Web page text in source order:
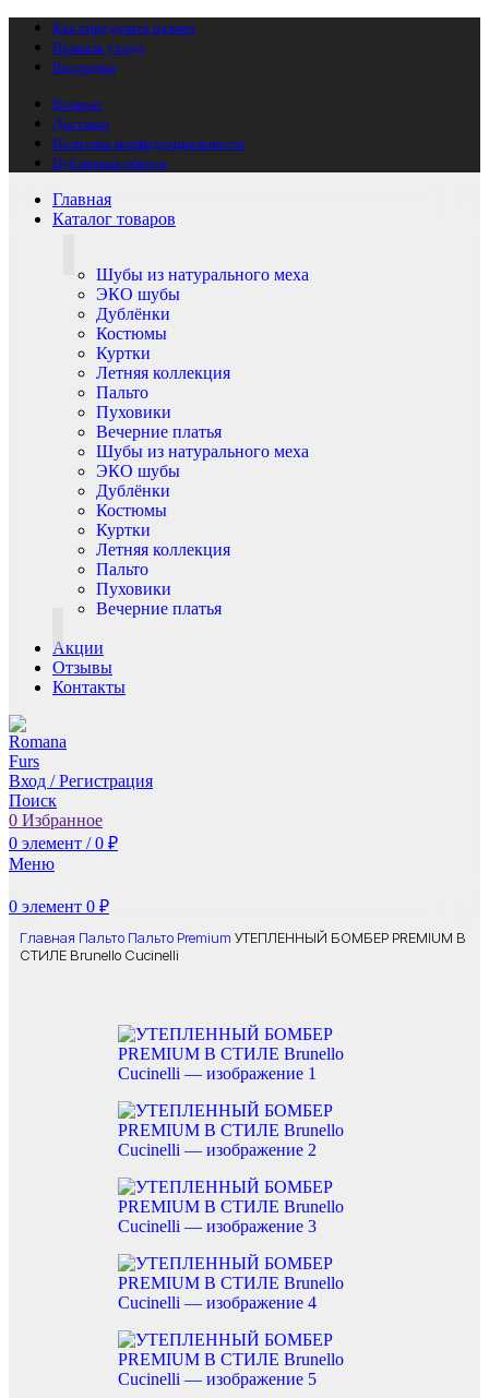
Как определить размер
Правила ухода
Рассрочка
Возврат
Доставка
Политика конфиденциальности
Публичная оферта
Главная
Каталог товаров
Шубы из натурального меха
ЭКО шубы
Дублёнки
Костюмы
Куртки
Летняя коллекция
Пальто
Пуховики
Вечерние платья
Шубы из натурального меха
ЭКО шубы
Дублёнки
Костюмы
Куртки
Летняя коллекция
Пальто
Пуховики
Вечерние платья
Акции
Отзывы
Контакты
Вход / Регистрация
Поиск
0 Избранное
0 элемент / 0 ₽
Меню
0 элемент 0 ₽
Главная Пальто Пальто Premium УТЕПЛЕННЫЙ БОМБЕР PREMIUM В
СТИЛЕ Brunello Cucinelli